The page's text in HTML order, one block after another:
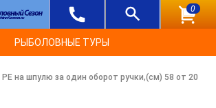
0
РЫБОЛОВНЫЕ ТУРЫ
PE на шпулю за один оборот ручки,(см) 58 от 20